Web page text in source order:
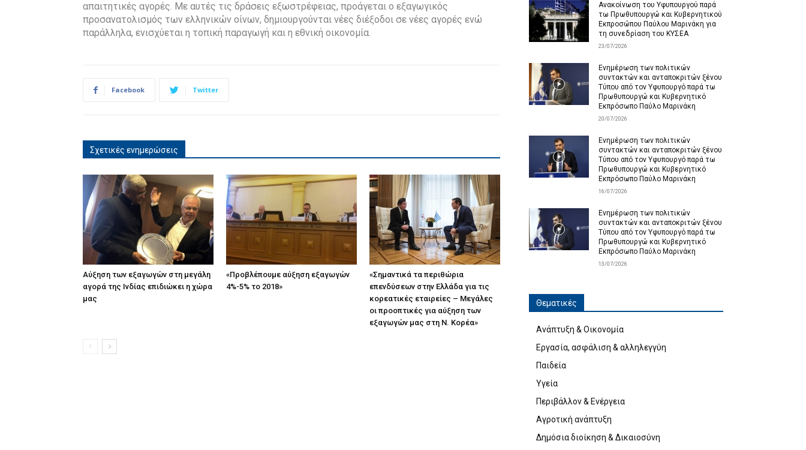
απαιτητικές αγορές. Με αυτές τις δράσεις εξωστρέφειας, προάγεται ο εξαγωγικός
προσανατολισμός των ελληνικών οίνων, δημιουργούνται νέες διέξοδοι σε νέες αγορές ενώ
παράλληλα, ενισχύεται η τοπική παραγωγή και η εθνική οικονομία.
Facebook Twitter
Σχετικές ενημερώσεις
Αύξηση των εξαγωγών στη μεγάλη
αγορά της Ινδίας επιδιώκει η χώρα
μας
«Προβλέπουμε αύξηση εξαγωγών
4%-5% το 2018»
«Σημαντικά τα περιθώρια
επενδύσεων στην Ελλάδα για τις
κορεατικές εταιρείες – Μεγάλες
οι προοπτικές για αύξηση των
εξαγωγών μας στη Ν. Κορέα»
Ανακοίνωση του Υφυπουργού παρά
τω Πρωθυπουργώ και Κυβερνητικού
Εκπροσώπου Παύλου Μαρινάκη για
τη συνεδρίαση του ΚΥΣΕΑ
23/07/2026
Ενημέρωση των πολιτικών
συντακτών και ανταποκριτών ξένου
Τύπου από τον Υφυπουργό παρά τω
Πρωθυπουργώ και Κυβερνητικό
Εκπρόσωπο Παύλο Μαρινάκη
20/07/2026
Ενημέρωση των πολιτικών
συντακτών και ανταποκριτών ξένου
Τύπου από τον Υφυπουργό παρά τω
Πρωθυπουργώ και Κυβερνητικό
Εκπρόσωπο Παύλο Μαρινάκη
16/07/2026
Ενημέρωση των πολιτικών
συντακτών και ανταποκριτών ξένου
Τύπου από τον Υφυπουργό παρά τω
Πρωθυπουργώ και Κυβερνητικό
Εκπρόσωπο Παύλο Μαρινάκη
13/07/2026
Θεματικές
Ανάπτυξη & Οικονομία
Εργασία, ασφάλιση & αλληλεγγύη
Παιδεία
Υγεία
Περιβάλλον & Ενέργεια
Αγροτική ανάπτυξη
Δημόσια διοίκηση & Δικαιοσύνη